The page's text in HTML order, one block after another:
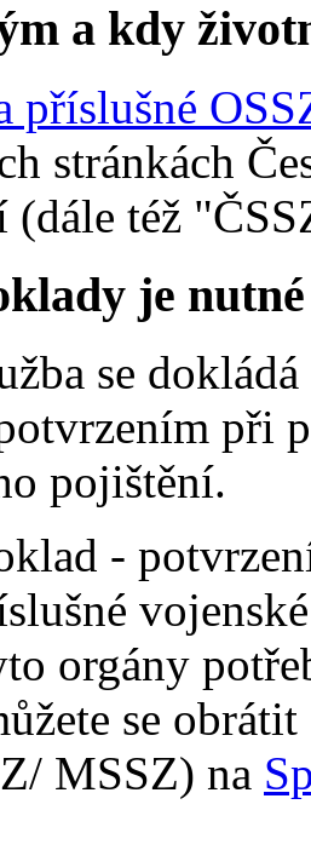
a kdy
příslušné
stránkách
(dále též
je
se
při
pojištění.
-
orgány
se
MSSZ) na